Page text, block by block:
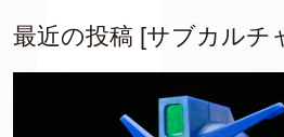
最近の投稿 [サブカルチ